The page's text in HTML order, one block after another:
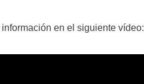
en el siguiente vídeo: